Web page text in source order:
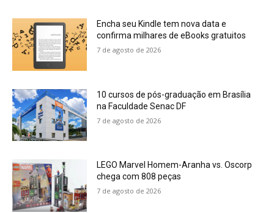
Encha seu Kindle tem nova data e
confirma milhares de eBooks gratuitos
7 de agosto de 2026
10 cursos de pós-graduação em Brasília
na Faculdade Senac DF
7 de agosto de 2026
LEGO Marvel Homem-Aranha vs. Oscorp
chega com 808 peças
7 de agosto de 2026